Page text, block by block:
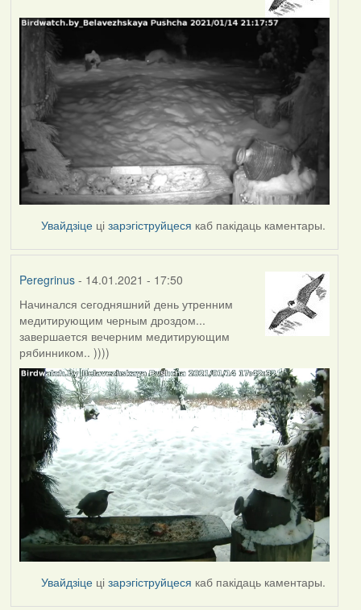
Увайдзіце цізарэгіструйцеся каб пакідаць каментары.
Peregrinus- 14.01.2021 - 17:50
Начинался сегодняшний день утренним
медитирующим черным дроздом...
завершается вечерним медитирующим
рябинником.. ))))
Увайдзіце цізарэгіструйцеся каб пакідаць каментары.